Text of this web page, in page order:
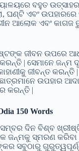
ବହୁତ ଉତ୍ସାହର
ଘଣ୍ଟି ଏବଂ ଉପହାରରେ
ଆଲୋକ ଏବଂ କାଗଜ
ଜୀବନ ଉପରେ
| ସେମାନେ
ଜୀବନ୍ତ କରନ୍ତି
ଉପହାର
କରନ୍ତି |
150 Words
ଦିନ ବିଶ୍ବ
ଜନ୍ମକୁ ସ୍ମରଣ କରିବା
ସବୁଠାରୁ